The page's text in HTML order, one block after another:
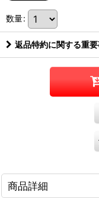
数量:
返品特約に関する重
商品詳細